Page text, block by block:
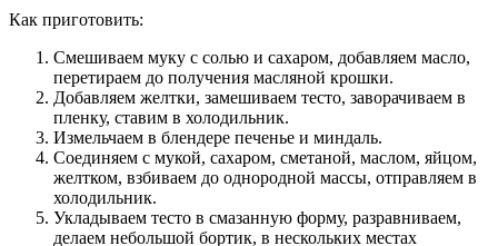
Как приготовить:
Смешиваем муку с солью и сахаром, добавляем масло,
перетираем до получения масляной крошки.
Добавляем желтки, замешиваем тесто, заворачиваем в
пленку, ставим в холодильник.
Измельчаем в блендере печенье и миндаль.
Соединяем с мукой, сахаром, сметаной, маслом, яйцом,
желтком, взбиваем до однородной массы, отправляем в
холодильник.
Укладываем тесто в смазанную форму, разравниваем,
делаем небольшой бортик, в нескольких местах